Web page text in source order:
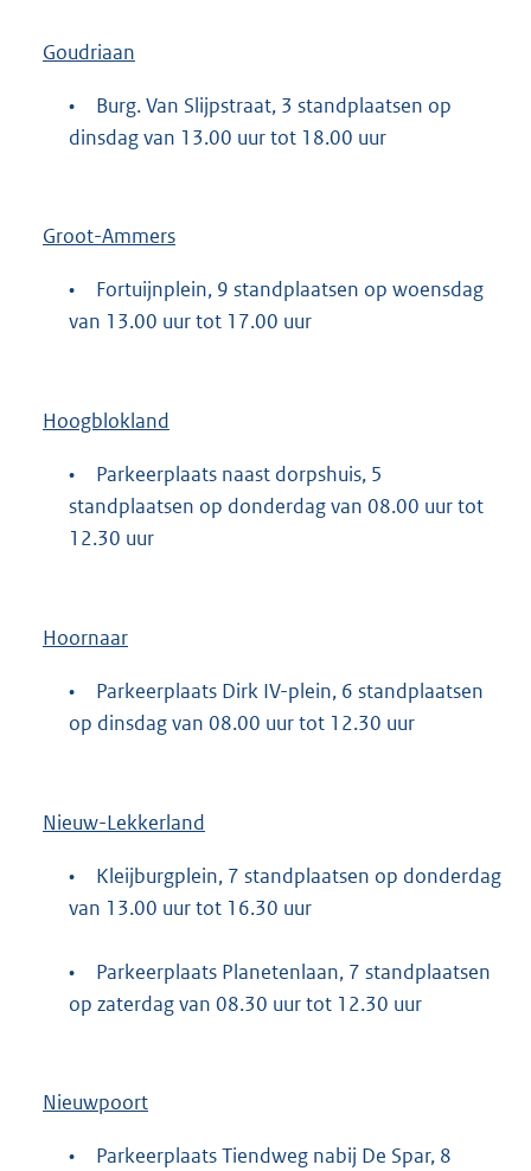
Goudriaan
•
Burg. Van Slijpstraat, 3 standplaatsen op
dinsdag van 13.00 uur tot 18.00 uur
Groot-Ammers
•
Fortuijnplein, 9 standplaatsen op woensdag
van 13.00 uur tot 17.00 uur
Hoogblokland
•
Parkeerplaats naast dorpshuis, 5
standplaatsen op donderdag van 08.00 uur tot
12.30 uur
Hoornaar
•
Parkeerplaats Dirk IV-plein, 6 standplaatsen
op dinsdag van 08.00 uur tot 12.30 uur
Nieuw-Lekkerland
•
Kleijburgplein, 7 standplaatsen op donderdag
van 13.00 uur tot 16.30 uur
•
Parkeerplaats Planetenlaan, 7 standplaatsen
op zaterdag van 08.30 uur tot 12.30 uur
Nieuwpoort
•
Parkeerplaats Tiendweg nabij De Spar, 8